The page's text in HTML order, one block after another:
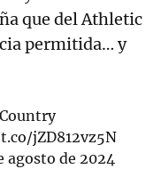
que del Athletic
permitida… y
jZD812vz5N
agosto de 2024